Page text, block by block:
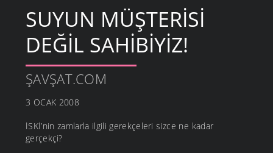
SUYUN MÜŞTERISI
DEĞIL SAHIBIYIZ!
ŞAVŞAT.COM
3 OCAK 2008
İSKİ’nin zamlarla ilgili gerekçeleri sizce ne kadar
gerçekçi?